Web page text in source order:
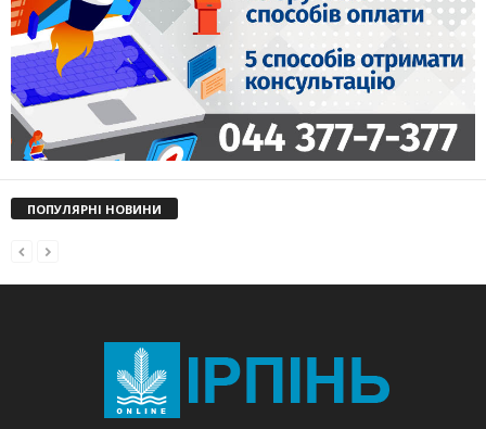
ПОПУЛЯРНІ НОВИНИ